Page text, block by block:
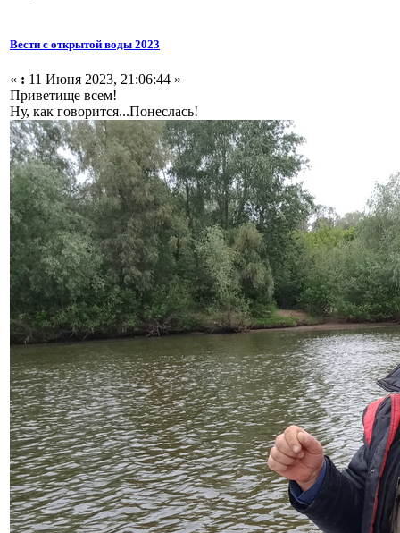
Вести с открытой воды 2023
« : 11 Июня 2023, 21:06:44 »
Приветище всем!
Ну, как говорится...Понеслась!